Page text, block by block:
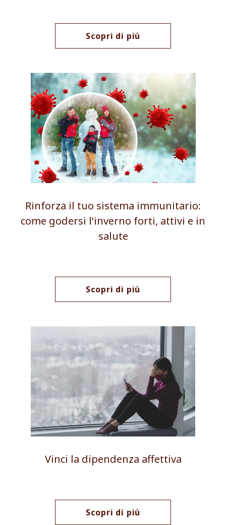
Scopri di più
Rinforza il tuo sistema immunitario:
come godersi l’inverno forti, attivi e in
salute
Scopri di più
Vinci la dipendenza affettiva
Scopri di più